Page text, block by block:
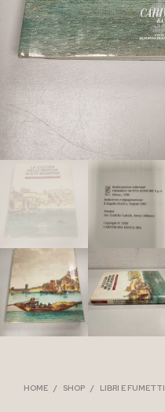
HOME / SHOP / LIBRI E FUMETTI